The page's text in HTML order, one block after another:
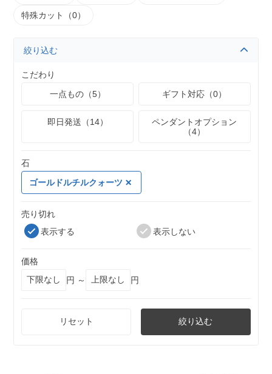
特殊カット（0）
絞り込む
こだわり
一点もの（5）
ギフト対応（0）
即日発送（14）
ペンダントオプション
（4）
石
ゴールドルチルクォーツ
売り切れ
表示する
表示しない
価格
円 ～
円
リセット 絞り込む